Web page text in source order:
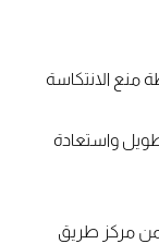
منع الانتكاسة
واستعادة
مركز طريق